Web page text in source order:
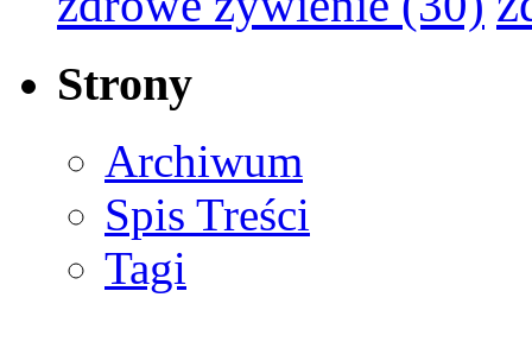
Strony
Archiwum
Spis Treści
Tagi